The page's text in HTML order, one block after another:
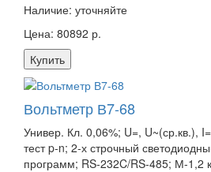
Наличие: уточняйте
Цена: 80892 р.
Купить
Вольтметр В7-68
Универ. Кл. 0,06%; U=, U~(ср.кв.),
тест p-n; 2-х строчный
программ; RS-232C/RS-485; М-1,2